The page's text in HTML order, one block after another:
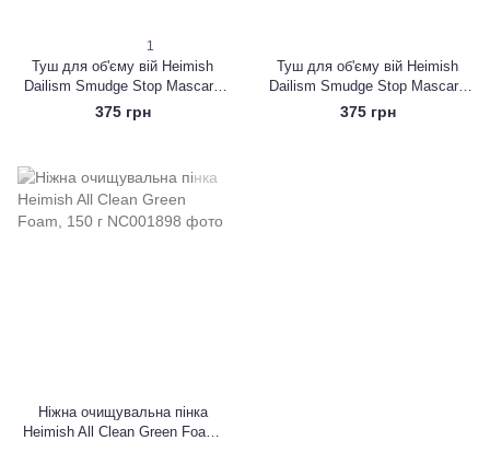
1
Туш для об'єму вій Heimish
Dailism Smudge Stop Mascara
Volume black, 9g
375 грн
Туш для об'єму вій Heimish
Dailism Smudge Stop Mascara
Volume, Brown, 9g
375 грн
Ніжна очищувальна пінка
Heimish All Clean Green Foam,